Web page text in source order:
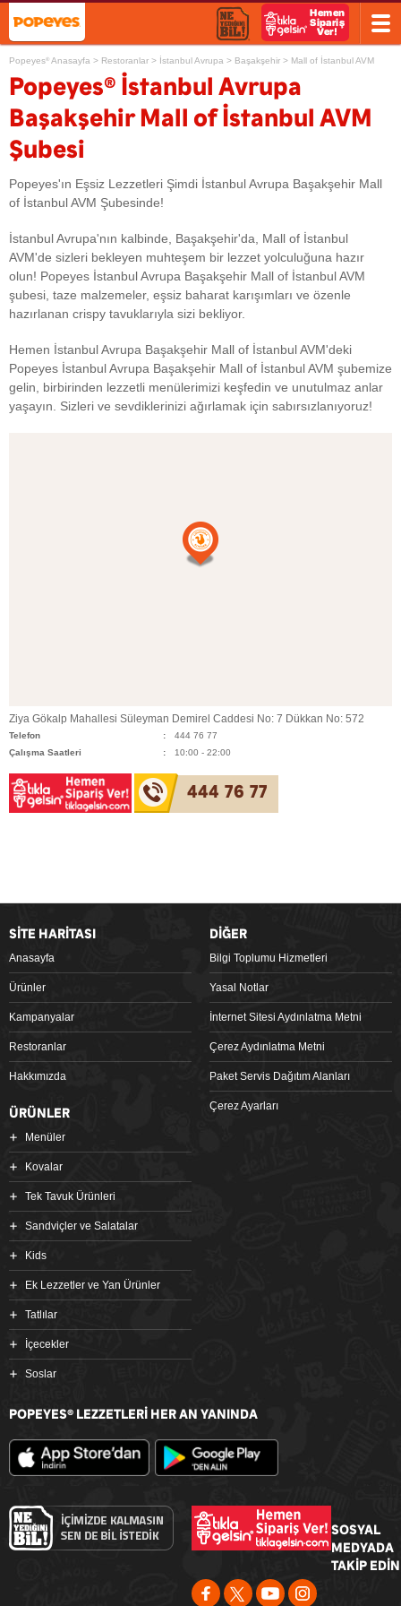
Popeyes® Anasayfa > Restoranlar > İstanbul Avrupa > Başakşehir > Mall of İstanbul AVM
Popeyes®
İstanbul Avrupa
Başakşehir Mall of İstanbul AVM
Şubesi
Popeyes'ın Eşsiz Lezzetleri Şimdi İstanbul Avrupa Başakşehir Mall
of İstanbul AVM Şubesinde!
İstanbul Avrupa'nın kalbinde, Başakşehir'da, Mall of İstanbul
AVM'de sizleri bekleyen muhteşem bir lezzet yolculuğuna hazır
olun! Popeyes İstanbul Avrupa Başakşehir Mall of İstanbul AVM
şubesi, taze malzemeler, eşsiz baharat karışımları ve özenle
hazırlanan crispy tavuklarıyla sizi bekliyor.
Hemen İstanbul Avrupa Başakşehir Mall of İstanbul AVM'deki
Popeyes İstanbul Avrupa Başakşehir Mall of İstanbul AVM şubemize
gelin, birbirinden lezzetli menülerimizi keşfedin ve unutulmaz anlar
yaşayın. Sizleri ve sevdiklerinizi ağırlamak için sabırsızlanıyoruz!
Ziya Gökalp Mahallesi Süleyman Demirel Caddesi No: 7 Dükkan No: 572
Telefon
444 76 77
Çalışma Saatleri
10:00 - 22:00
444 76 77
SİTE HARİTASI
Anasayfa
Ürünler
Kampanyalar
Restoranlar
Hakkımızda
DİĞER
Bilgi Toplumu Hizmetleri
Yasal Notlar
İnternet Sitesi Aydınlatma Metni
Çerez Aydınlatma Metni
Paket Servis Dağıtım Alanları
Çerez Ayarları
ÜRÜNLER
Menüler
Kovalar
Tek Tavuk Ürünleri
Sandviçler ve Salatalar
Kids
Ek Lezzetler ve Yan Ürünler
Tatlılar
İçecekler
Soslar
POPEYES® LEZZETLERİ HER AN YANINDA
SOSYAL
MEDYADA
TAKİP EDİN